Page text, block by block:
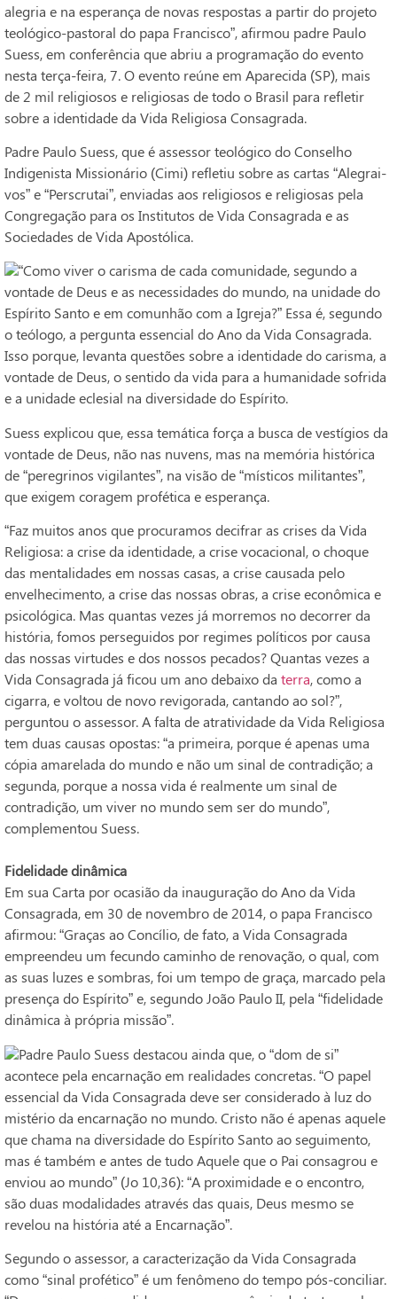
alegria e na esperança de novas respostas a partir do projeto
teológico-pastoral do papa Francisco”, afirmou padre Paulo
Suess, em conferência que abriu a programação do evento
nesta terça-feira, 7. O evento reúne em Aparecida (SP), mais
de 2 mil religiosos e religiosas de todo o Brasil para refletir
sobre a identidade da Vida Religiosa Consagrada.
Padre Paulo Suess, que é assessor teológico do Conselho
Indigenista Missionário (Cimi) refletiu sobre as cartas “Alegrai-
vos” e “Perscrutai”, enviadas aos religiosos e religiosas pela
Congregação para os Institutos de Vida Consagrada e as
Sociedades de Vida Apostólica.
“Como viver o carisma de cada comunidade, segundo a
vontade de Deus e as necessidades do mundo, na unidade do
Espírito Santo e em comunhão com a Igreja?” Essa é, segundo
o teólogo, a pergunta essencial do Ano da Vida Consagrada.
Isso porque, levanta questões sobre a identidade do carisma, a
vontade de Deus, o sentido da vida para a humanidade sofrida
e a unidade eclesial na diversidade do Espírito.
Suess explicou que, essa temática força a busca de vestígios da
vontade de Deus, não nas nuvens, mas na memória histórica
de “peregrinos vigilantes”, na visão de “místicos militantes”,
que exigem coragem profética e esperança.
“Faz muitos anos que procuramos decifrar as crises da Vida
Religiosa: a crise da identidade, a crise vocacional, o choque
das mentalidades em nossas casas, a crise causada pelo
envelhecimento, a crise das nossas obras, a crise econômica e
psicológica. Mas quantas vezes já morremos no decorrer da
história, fomos perseguidos por regimes políticos por causa
das nossas virtudes e dos nossos pecados? Quantas vezes a
Vida Consagrada já ficou um ano debaixo da terra, como a
cigarra, e voltou de novo revigorada, cantando ao sol?”,
perguntou o assessor. A falta de atratividade da Vida Religiosa
tem duas causas opostas: “a primeira, porque é apenas uma
cópia amarelada do mundo e não um sinal de contradição; a
segunda, porque a nossa vida é realmente um sinal de
contradição, um viver no mundo sem ser do mundo”,
complementou Suess.
Fidelidade dinâmica
Em sua Carta por ocasião da inauguração do Ano da Vida
Consagrada, em 30 de novembro de 2014, o papa Francisco
afirmou: “Graças ao Concílio, de fato, a Vida Consagrada
empreendeu um fecundo caminho de renovação, o qual, com
as suas luzes e sombras, foi um tempo de graça, marcado pela
presença do Espírito” e, segundo João Paulo II, pela “fidelidade
dinâmica à própria missão”.
Padre Paulo Suess destacou ainda que, o “dom de si”
acontece pela encarnação em realidades concretas. “O papel
essencial da Vida Consagrada deve ser considerado à luz do
mistério da encarnação no mundo. Cristo não é apenas aquele
que chama na diversidade do Espírito Santo ao seguimento,
mas é também e antes de tudo Aquele que o Pai consagrou e
enviou ao mundo” (Jo 10,36): “A proximidade e o encontro,
são duas modalidades através das quais, Deus mesmo se
revelou na história até a Encarnação”.
Segundo o assessor, a caracterização da Vida Consagrada
como “sinal profético” é um fenômeno do tempo pós-conciliar.